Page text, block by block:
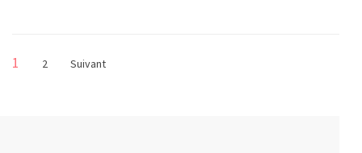
Pagination
Page
1 Page
2 Suivant